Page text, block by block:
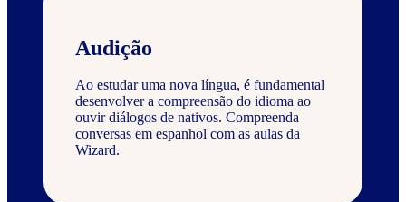
Audição
Ao estudar uma nova língua, é fundamental
desenvolver a compreensão do idioma ao
ouvir diálogos de nativos. Compreenda
conversas em espanhol com as aulas da
Wizard.